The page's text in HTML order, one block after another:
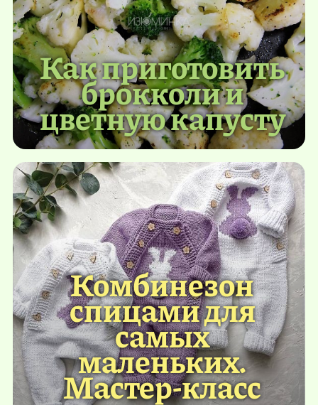
Как приготовить
брокколи и
цветную капусту
Комбинезон
спицами для
самых
маленьких.
Мастер-класс